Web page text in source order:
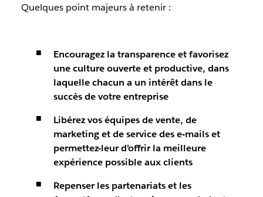
Quelques point majeurs à retenir :
Encouragez la transparence et favorisez
une culture ouverte et productive, dans
laquelle chacun a un intérêt dans le
succès de votre entreprise
Libérez vos équipes de vente, de
marketing et de service des e-mails et
permettez-leur d’offrir la meilleure
expérience possible aux clients
Repenser les partenariats et les